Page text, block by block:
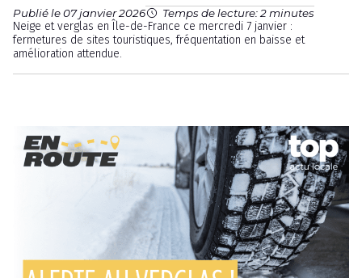
Publié le 07 janvier 2026 Temps de lecture: 2 minutes
Neige et verglas en Île-de-France ce mercredi 7 janvier :
fermetures de sites touristiques, fréquentation en baisse et
amélioration attendue.